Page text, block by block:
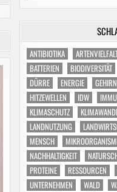
ANTIBIOTIKA
BATTERIEN
BIODIVERSITÄT
DÜRRE
ENERGIE GEHIRN
HITZEWELLEN
IDW
KLIMASCHUTZ
LANDNUTZUNG
MENSCH
NACHHALTIGKEIT
PROTEINE
RESSOURCEN
UNTERNEHMEN
WALD